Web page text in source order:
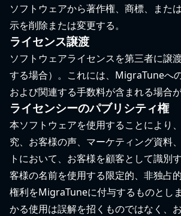
ソフトウェアから著作権、商標、また
示を削除または変更する。
ライセンス譲渡
ソフトウェアライセンスを第三者に譲
する場合）。これには、MigraTuneへ
および関連する手数料が含まれる場合が
ライセンシーのパブリシティ権
本ソフトウェアを使用することにより
究、お客様の声、マーケティング資料
トにおいて、お客様を顧客として識別
客様の名前を使用する限定的、非独占
権利をMigraTuneに付与するものとし
かる使用は誤解を招くものではなく、